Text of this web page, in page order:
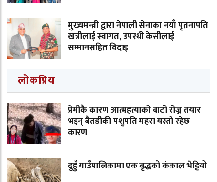
मुख्यमन्त्री द्वारा नेपाली सेनाका नयाँ पृतनापति
खत्रीलाई स्वागत, उपरथी केसीलाई
सम्मानसहित विदाइ
लोकप्रिय
प्रेमीकै कारण आत्महत्याको बाटो रोज्न तयार
भइन् बैतडीकी पशुपति महरा यस्तो रहेछ
कारण
दुहुँ गाउँपालिकामा एक बृद्धको कंकाल भेट्टियो